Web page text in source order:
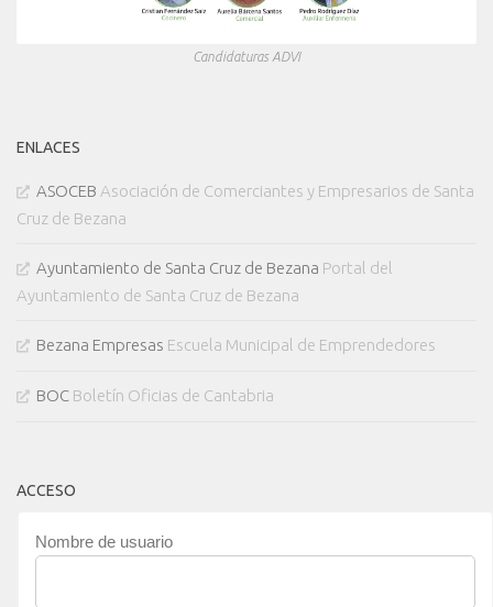
Candidaturas ADVI
ENLACES
ASOCEB Asociación de Comerciantes y Empresarios de Santa
Cruz de Bezana
Ayuntamiento de Santa Cruz de Bezana Portal del
Ayuntamiento de Santa Cruz de Bezana
Bezana Empresas Escuela Municipal de Emprendedores
BOC Boletín Oficias de Cantabria
ACCESO
Nombre de usuario